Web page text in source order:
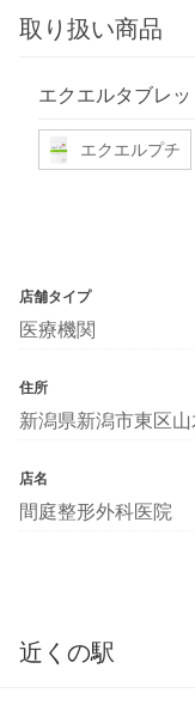
取り扱い商品
エクエルタブレッ
エクエルプチ
店舗タイプ
医療機関
住所
新潟県新潟市東区
店名
間庭整形外科医院
近くの駅